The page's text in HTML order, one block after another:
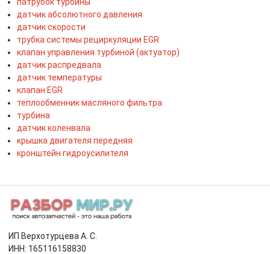
датчик абсолютного давления
датчик скорости
трубка системы рециркуляции EGR
клапан управления турбиной (актуатор)
датчик распредвала
датчик температуры
клапан EGR
теплообменник масляного фильтра
турбина
датчик коленвала
крышка двигателя передняя
кронштейн гидроусилителя
ИП Верхотурцева А. С.
ИНН: 165116158830